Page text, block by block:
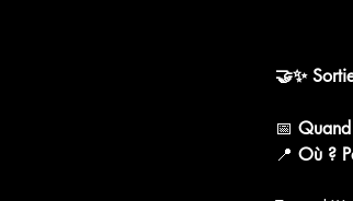
🤝✨
📅
📍 Où ?